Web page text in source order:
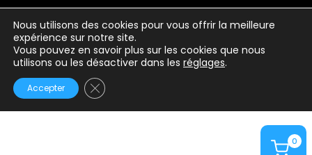
0
Nous utilisons des cookies pour vous offrir la meilleure
expérience sur notre site.
Vous pouvez en savoir plus sur les cookies que nous
utilisons ou les désactiver dans les réglages.
Accepter Fermer la bannière des cookies GDPR
Mentions légales
Conditions générales d’utilisation
Politique de confidentialité